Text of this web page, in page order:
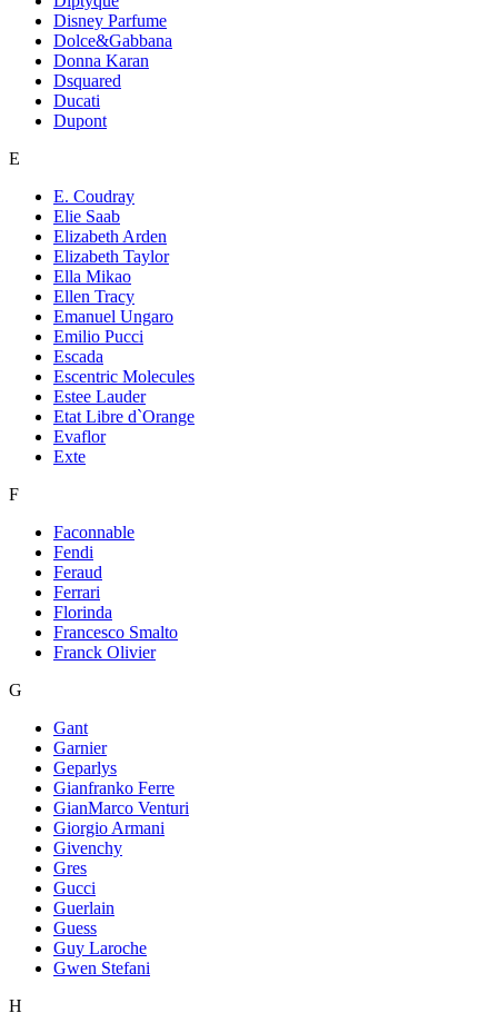
Disney Parfume
Dolce&Gabbana
Donna Karan
Dsquared
Ducati
Dupont
E
E. Coudray
Elie Saab
Elizabeth Arden
Elizabeth Taylor
Ella Mikao
Ellen Tracy
Emanuel Ungaro
Emilio Pucci
Escada
Escentric Molecules
Estee Lauder
Etat Libre d`Orange
Evaflor
Exte
F
Faconnable
Fendi
Feraud
Ferrari
Florinda
Francesco Smalto
Franck Olivier
G
Gant
Garnier
Geparlys
Gianfranko Ferre
GianMarco Venturi
Giorgio Armani
Givenchy
Gres
Gucci
Guerlain
Guess
Guy Laroche
Gwen Stefani
H